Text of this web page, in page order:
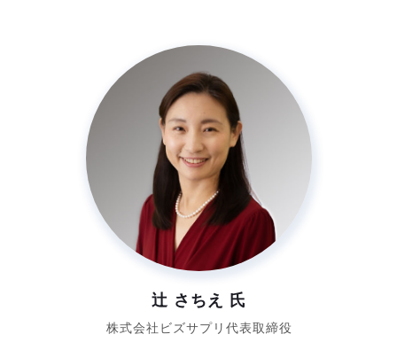
辻 さちえ 氏
株式会社ビズサプリ代表取締役